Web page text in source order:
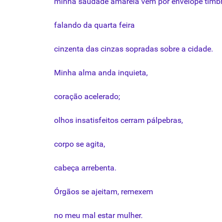
falando da quarta feira
cinzenta das cinzas sopradas sobre a cidade.
Minha alma anda inquieta,
coração acelerado;
olhos insatisfeitos cerram pálpebras,
corpo se agita,
cabeça arrebenta.
Órgãos se ajeitam, remexem
no meu mal estar mulher.